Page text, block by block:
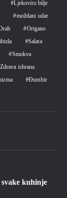
Ljekovito bilje
moždani udar
Origano
Salata
Smokva
Zdrava ishrana
Đumbir
kuhinje